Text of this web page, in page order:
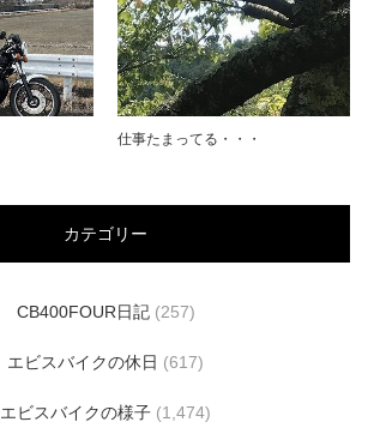
仕事たまってる・・・
カテゴリー
CB400FOUR日記(257)
エビスバイクの休日 (617)
エビスバイクの様子 (1,474)